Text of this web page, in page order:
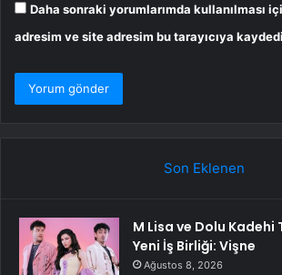
Daha sonraki yorumlarımda kullanılması
adresim ve site adresim bu tarayıcıya
Son Eklenen
M Lisa ve Dolu Kadehi
Yeni İş Birliği: Vişne
Ağustos 8, 2026